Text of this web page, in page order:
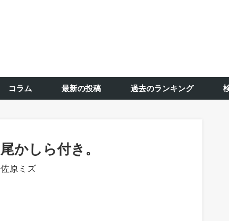
コラム 最新の投稿 過去のランキング
尾かしら付き。
佐原ミズ